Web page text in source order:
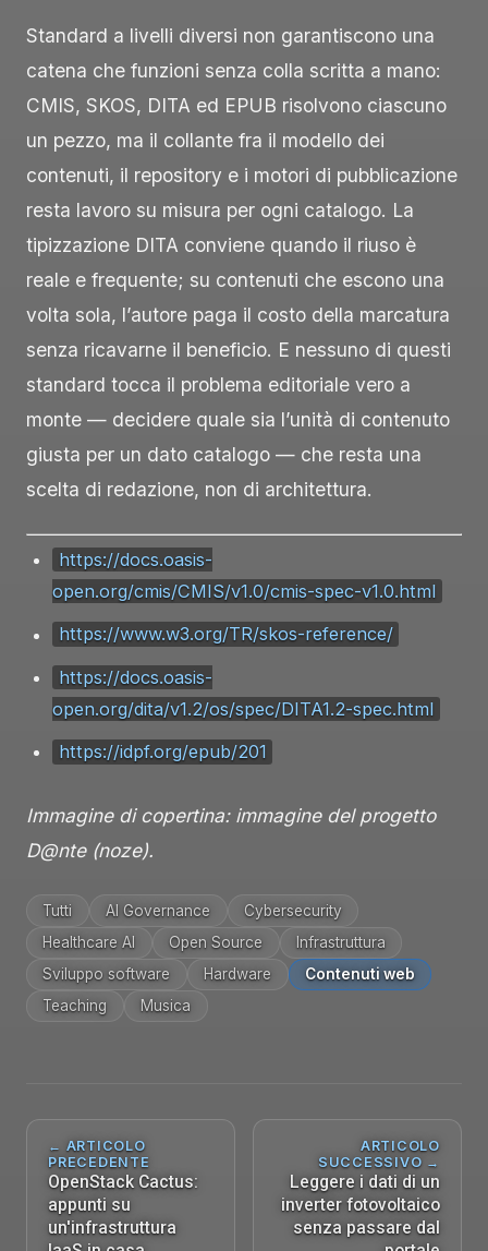
Standard a livelli diversi non garantiscono una
catena che funzioni senza colla scritta a mano:
CMIS, SKOS, DITA ed EPUB risolvono ciascuno
un pezzo, ma il collante fra il modello dei
contenuti, il repository e i motori di pubblicazione
resta lavoro su misura per ogni catalogo. La
tipizzazione DITA conviene quando il riuso è
reale e frequente; su contenuti che escono una
volta sola, l’autore paga il costo della marcatura
senza ricavarne il beneficio. E nessuno di questi
standard tocca il problema editoriale vero a
monte — decidere quale sia l’unità di contenuto
giusta per un dato catalogo — che resta una
scelta di redazione, non di architettura.
https://docs.oasis-
open.org/cmis/CMIS/v1.0/cmis-spec-v1.0.html
https://www.w3.org/TR/skos-reference/
https://docs.oasis-
open.org/dita/v1.2/os/spec/DITA1.2-spec.html
https://idpf.org/epub/201
Immagine di copertina: immagine del progetto
D@nte (noze).
Tutti AI Governance
Cybersecurity
Healthcare AI
Open Source
Infrastruttura
Sviluppo software
Hardware
Contenuti web
Teaching
Musica
← ARTICOLO
PRECEDENTE
OpenStack Cactus:
appunti su
un'infrastruttura
ARTICOLO
SUCCESSIVO →
Leggere i dati di un
inverter fotovoltaico
senza passare dal